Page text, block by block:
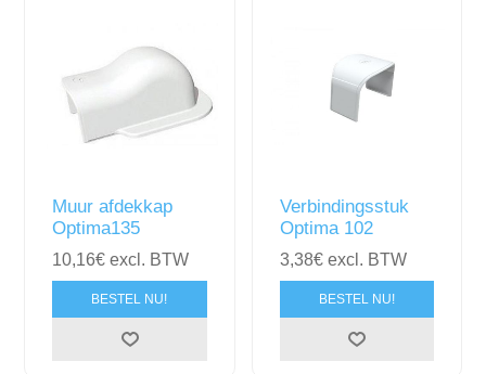
Muur afdekkap
Optima135
10,16€ excl. BTW
BESTEL NU!
Verbindingsstuk
Optima 102
3,38€ excl. BTW
BESTEL NU!